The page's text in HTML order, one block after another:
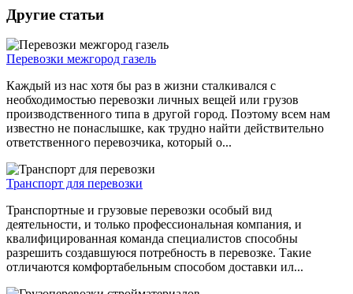
Другие статьи
Перевозки межгород газель
Каждый из нас хотя бы раз в жизни сталкивался с
необходимостью перевозки личных вещей или грузов
производственного типа в другой город. Поэтому всем нам
известно не понаслышке, как трудно найти действительно
ответственного перевозчика, который о...
Транспорт для перевозки
Транспортные и грузовые перевозки особый вид
деятельности, и только профессиональная компания, и
квалифицированная команда специалистов способны
разрешить создавшуюся потребность в перевозке. Такие
отличаются комфортабельным способом доставки ил...